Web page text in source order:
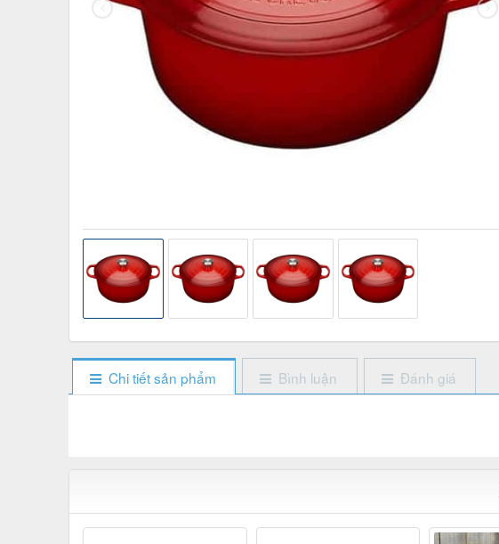
Chi tiết sản phẩm Bình luận Đánh giá